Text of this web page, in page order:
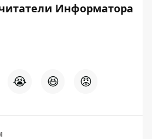
Информатора
😭 😆 😡